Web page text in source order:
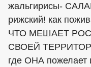
жальгирисы-
рижский! как
ЧТО МЕШАЕТ
СВОЕЙ
где ОНА пожелает